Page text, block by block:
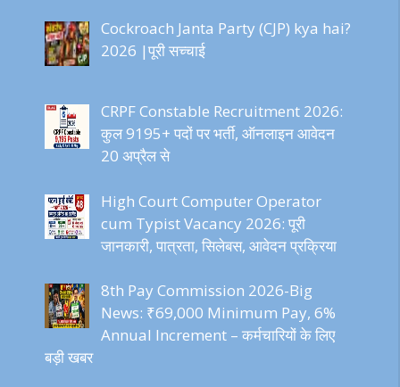
Cockroach Janta Party (CJP) kya hai?
2026 |पूरी सच्चाई
CRPF Constable Recruitment 2026:
कुल 9195+ पदों पर भर्ती, ऑनलाइन आवेदन
20 अप्रैल से
High Court Computer Operator
cum Typist Vacancy 2026: पूरी
जानकारी, पात्रता, सिलेबस, आवेदन प्रक्रिया
8th Pay Commission 2026-Big
News: ₹69,000 Minimum Pay, 6%
Annual Increment – कर्मचारियों के लिए
बड़ी खबर